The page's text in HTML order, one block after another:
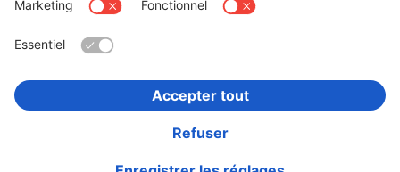
Informations institutionnelles
Confidentialité et Securité
Déclaration d'accessibilité
Rappels récents